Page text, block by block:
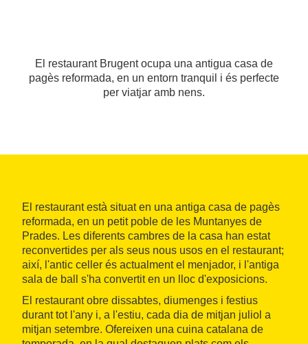
El restaurant Brugent ocupa una antigua casa de
pagès reformada, en un entorn tranquil i és perfecte
per viatjar amb nens.
El restaurant està situat en una antiga casa de pagès
reformada, en un petit poble de les Muntanyes de
Prades. Les diferents cambres de la casa han estat
reconvertides per als seus nous usos en el restaurant;
així, l'antic celler és actualment el menjador, i l'antiga
sala de ball s'ha convertit en un lloc d'exposicions.
El restaurant obre dissabtes, diumenges i festius
durant tot l'any i, a l'estiu, cada dia de mitjan juliol a
mitjan setembre. Ofereixen una cuina catalana de